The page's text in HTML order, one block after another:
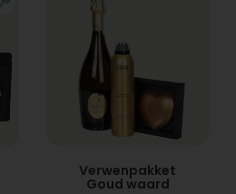
Verwenpakket
Goud waard